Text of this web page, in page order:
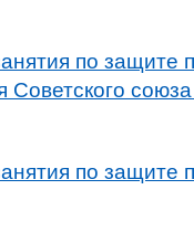
по защите
по защите